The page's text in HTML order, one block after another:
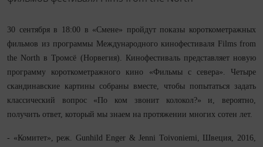
30 сентября в 18:00 в «Смене» пройдут показы короткометражных
фильмов из программы Международного кинофестиваля Films from
the North в Тромсё (Норвегия). Кинофестиваль представляет новую
программу короткометражного кино «Фильмы с севера». Четыре
скандинавские картины собраны вместе, чтобы попытаться задать
классический вопрос «По ком звонит колокол?» и, вероятно,
получить ответ, который мы знаем на протяжении многих сотен лет.
- «Комитет», реж. Gunhild Enger & Jenni Toivoniemi, Швеция, 2016,